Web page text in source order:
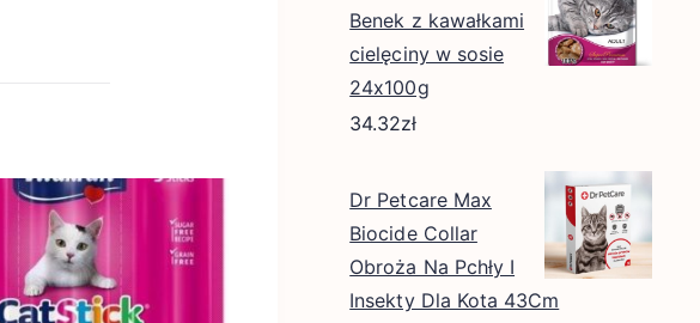
Benek z kawałkami
cielęciny w sosie
24x100g
34.32zł
Dr Petcare Max
Biocide Collar
Obroża Na Pchły I
Insekty Dla Kota 43Cm